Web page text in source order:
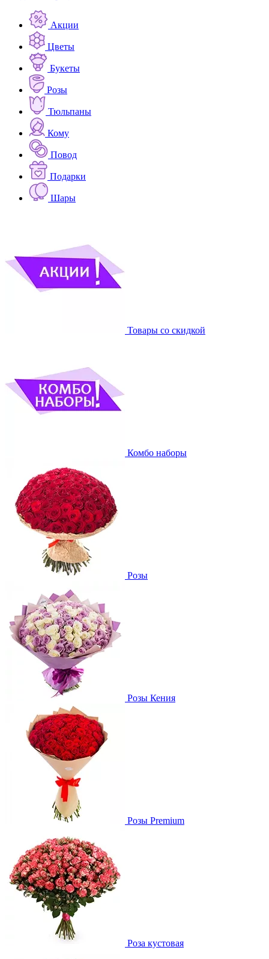
Акции
Цветы
Букеты
Розы
Тюльпаны
Кому
Повод
Подарки
Шары
Товары со скидкой
Комбо наборы
Розы
Розы Кения
Розы Premium
Роза кустовая